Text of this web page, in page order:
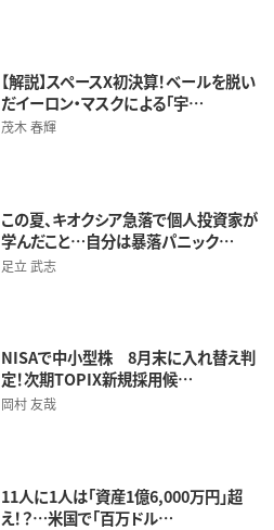
【解説】スペースX初決算！ベールを脱い
だイーロン・マスクによる「宇…
茂木 春輝
この夏、キオクシア急落で個人投資家が
学んだこと…自分は暴落パニック…
足立 武志
NISAで中小型株 8月末に入れ替え判
定！次期TOPIX新規採用候…
岡村 友哉
11人に1人は「資産1億6,000万円」超
え！？…米国で「百万ドル…